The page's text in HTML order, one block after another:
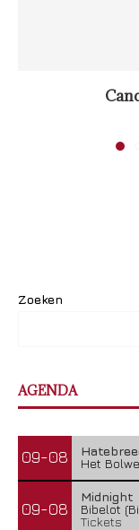
Zoeken
AGENDA
09-08
Het
09-08
Midnight
Bibelot
Tickets